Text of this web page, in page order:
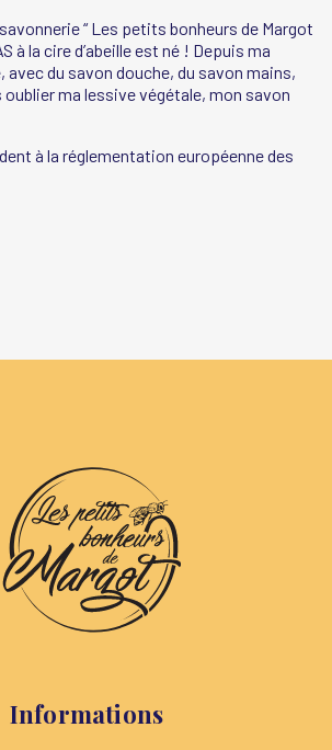
“ Les petits bonheurs de Margot
à la cire d’abeille est né ! Depuis ma
avec du savon douche, du savon mains,
ma lessive végétale, mon savon
à la réglementation européenne des
Informations